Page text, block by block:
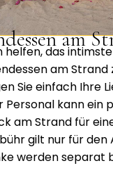
am
helfen, das
am Strand
Sie einfach Ihre
Personal kann ein
am Strand für
gilt nur für den
werden separat